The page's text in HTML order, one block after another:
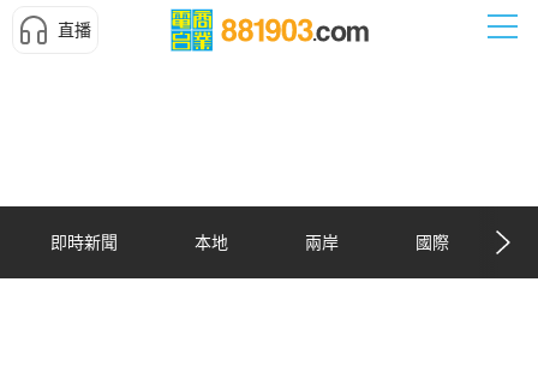
直播
即時新聞 本地 兩岸 國際